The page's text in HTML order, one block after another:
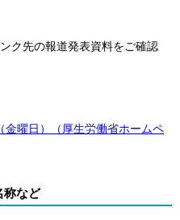
ク先の報道発表資料をご確認
曜日）（厚生労働省ホームペ
称など